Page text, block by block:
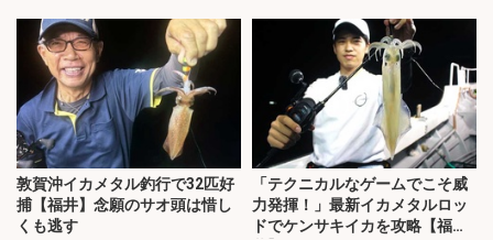
敦賀沖イカメタル釣行で32匹好
捕【福井】念願のサオ頭は惜し
くも逃す
「テクニカルなゲームでこそ威
力発揮！」最新イカメタルロッ
ドでケンサキイカを攻略【福